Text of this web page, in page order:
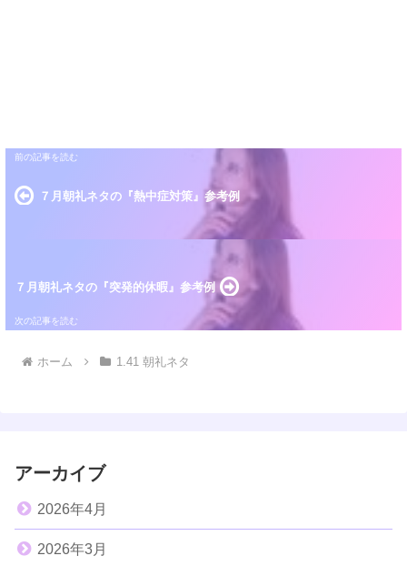
７月朝礼ネタの『熱中症対策』参考例
７月朝礼ネタの『突発的休暇』参考例
ホーム 1.41 朝礼ネタ
アーカイブ
2026年4月
2026年3月